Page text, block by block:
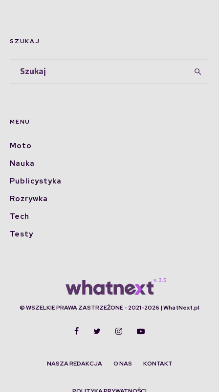
SZUKAJ
MENU
Moto
Nauka
Publicystyka
Rozrywka
Tech
Testy
© WSZELKIE PRAWA ZASTRZEŻONE - 2021-2026 | WhatNext.pl
NASZA REDAKCJA O NAS KONTAKT